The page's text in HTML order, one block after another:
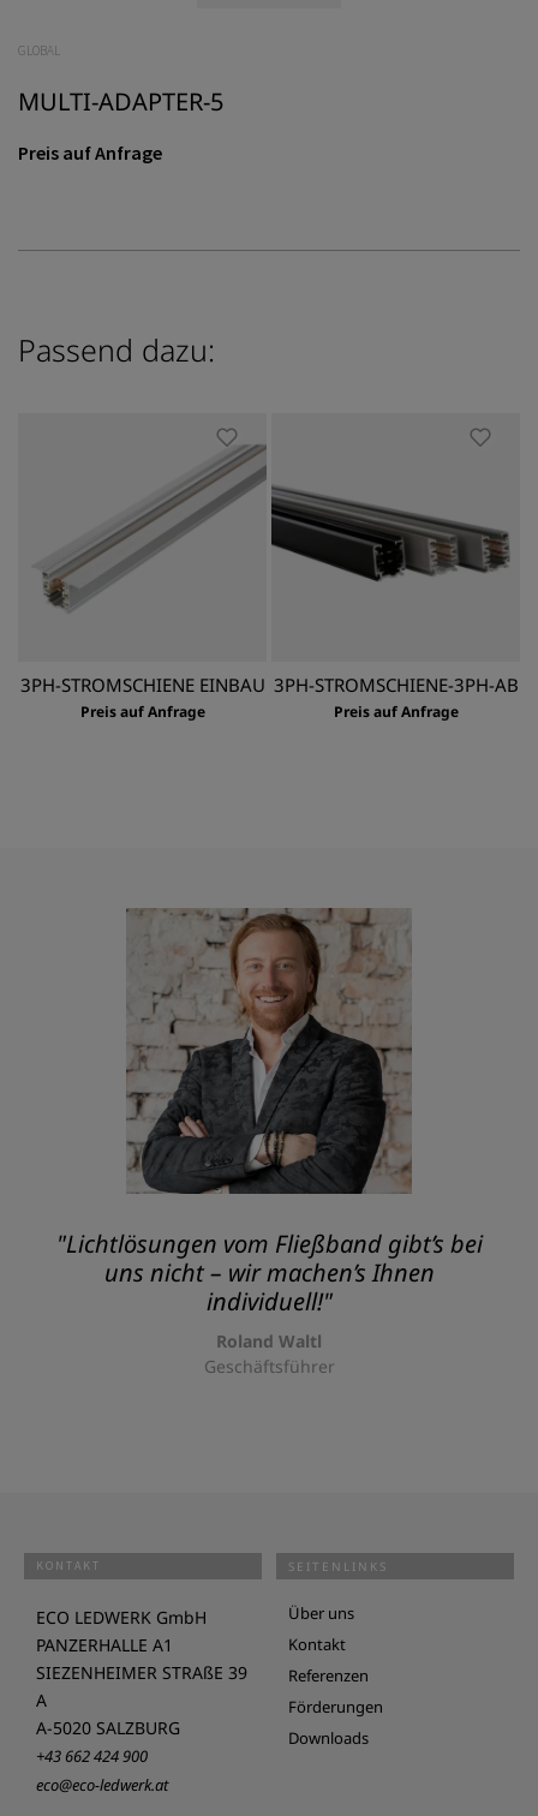
GLOBAL
MULTI-ADAPTER-5
Preis auf Anfrage
Passend dazu:
3PH-STROMSCHIENE EINBAU
Preis auf Anfrage
3PH-STROMSCHIENE-3PH-AB
Preis auf Anfrage
"Lichtlösungen vom Fließband gibt’s bei
uns nicht – wir machen’s Ihnen
individuell!"
Roland Waltl
Geschäftsführer
KONTAKT
ECO LEDWERK GmbH
PANZERHALLE A1
SIEZENHEIMER STRAßE 39
A
A-5020 SALZBURG
+43 662 424 900
eco@eco-ledwerk.at
SEITENLINKS
Über uns
Kontakt
Referenzen
Förderungen
Downloads